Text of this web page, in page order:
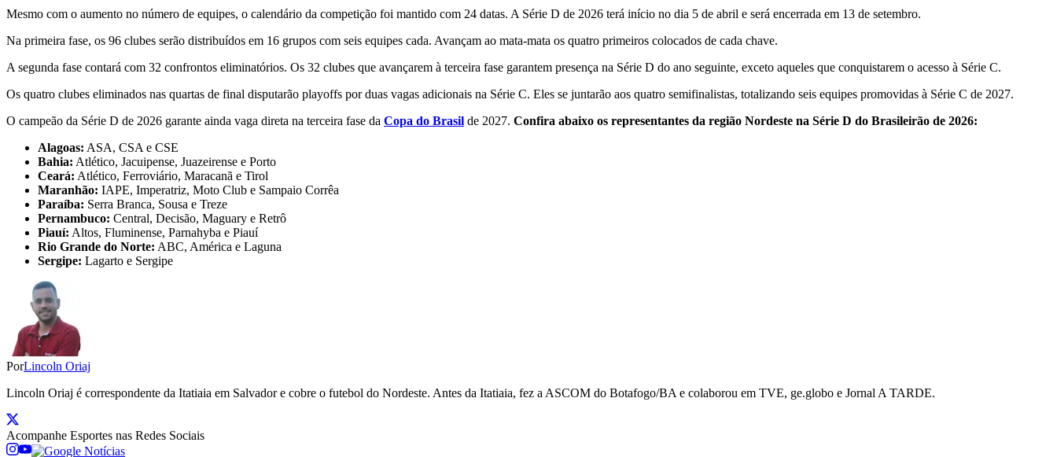
Mesmo com o aumento no número de equipes, o calendário da competição foi mantido com 24 datas. A Série D de 2026 terá início no dia 5 de abril e será encerrada em 13 de setembro.
Na primeira fase, os 96 clubes serão distribuídos em 16 grupos com seis equipes cada. Avançam ao mata-mata os quatro primeiros colocados de cada chave.
A segunda fase contará com 32 confrontos eliminatórios. Os 32 clubes que avançarem à terceira fase garantem presença na Série D do ano seguinte, exceto aqueles que conquistarem o acesso à Série C.
Os quatro clubes eliminados nas quartas de final disputarão playoffs por duas vagas adicionais na Série C. Eles se juntarão aos quatro semifinalistas, totalizando seis equipes promovidas à Série C de 2027.
O campeão da Série D de 2026 garante ainda vaga direta na terceira fase da Copa do Brasil de 2027. Confira abaixo os representantes da região Nordeste na Série D do Brasileirão de 2026:
Alagoas: ASA, CSA e CSE
Bahia: Atlético, Jacuipense, Juazeirense e Porto
Ceará: Atlético, Ferroviário, Maracanã e Tirol
Maranhão: IAPE, Imperatriz, Moto Club e Sampaio Corrêa
Paraíba: Serra Branca, Sousa e Treze
Pernambuco: Central, Decisão, Maguary e Retrô
Piauí: Altos, Fluminense, Parnahyba e Piauí
Rio Grande do Norte: ABC, América e Laguna
Sergipe: Lagarto e Sergipe
PorLincoln Oriaj
Lincoln Oriaj é correspondente da Itatiaia em Salvador e cobre o futebol do Nordeste. Antes da Itatiaia, fez a ASCOM do Botafogo/BA e colaborou em TVE, ge.globo e Jornal A TARDE.
Acompanhe Esportes nas Redes Sociais